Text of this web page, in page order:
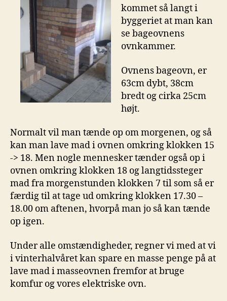
kommet så langt i
byggeriet at man kan
se bageovnens
ovnkammer.
Ovnens bageovn, er
63cm dybt, 38cm
bredt og cirka 25cm
højt.
Normalt vil man tænde op om morgenen, og så
kan man lave mad i ovnen omkring klokken 15
-> 18. Men nogle mennesker tænder også op i
ovnen omkring klokken 18 og langtidssteger
mad fra morgenstunden klokken 7 til som så er
færdig til at tage ud omkring klokken 17.30 –
18.00 om aftenen, hvorpå man jo så kan tænde
op igen.
Under alle omstændigheder, regner vi med at vi
i vinterhalvåret kan spare en masse penge på at
lave mad i masseovnen fremfor at bruge
komfur og vores elektriske ovn.